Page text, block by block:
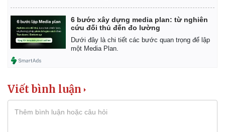
Pháp luật
Vụ án
Tư vấn luật
6 bước xây dựng media plan: từ nghiên
cứu đối thủ đến đo lường
Dưới đây là chi tiết các bước quan trọng để lập
một Media Plan.
Viết bình luận